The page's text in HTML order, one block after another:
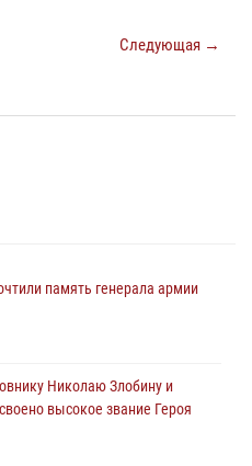
Следующая →
память генерала армии
Николаю Злобину и
высокое звание Героя